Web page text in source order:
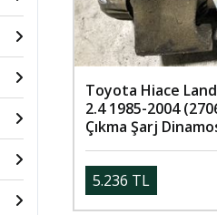
Toyota Hiace
2.4 1985-2004
Çıkma Şarj
5.236 TL